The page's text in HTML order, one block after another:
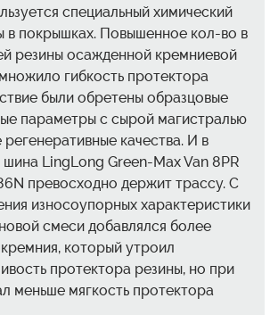
специальный химический
в покрышках. Повышенное кол-во в
резины осажденной кремниевой
гибкость протектора
были обретены образцовые
параметры с сырой магистралью
качества. И в
шина LingLong Green-Max Van 8PR
превосходно держит трассу. С
износоупорных характеристики
смеси добавлялся более
который утроил
протектора резины, но при
меньше мягкость протектора